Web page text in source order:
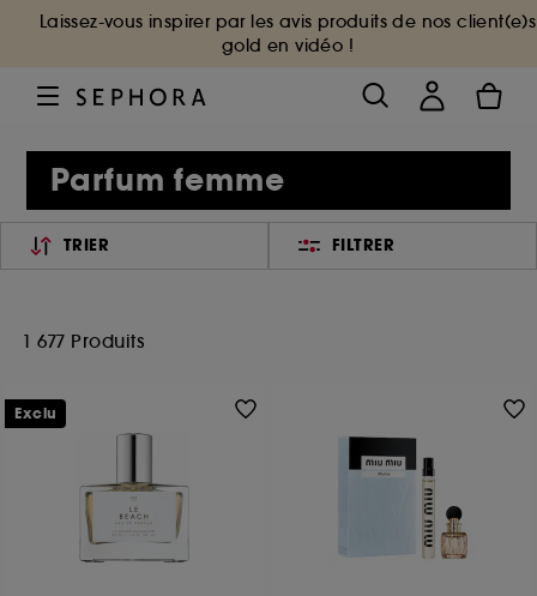
Laissez-vous inspirer par les avis produits de nos client(e)s
gold en vidéo !
Parfum femme
TRIER FILTRER
1 677 Produits
Exclu